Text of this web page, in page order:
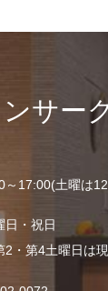
サー
～17:00(土曜は
日・祝日
・第4土曜日は現